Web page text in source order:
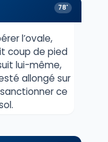
78'
l’ovale,
coup de pied
lui-même,
allongé sur
ce